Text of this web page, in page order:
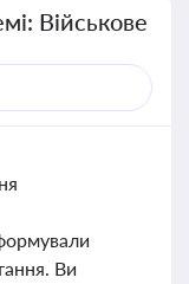
Військове
Ви